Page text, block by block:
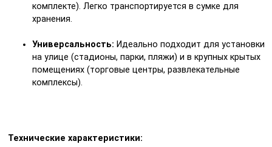
комплекте). Легко транспортируется в сумке для
хранения.
Универсальность: Идеально подходит для установки
на улице (стадионы, парки, пляжи) и в крупных крытых
помещениях (торговые центры, развлекательные
комплексы).
Технические характеристики: